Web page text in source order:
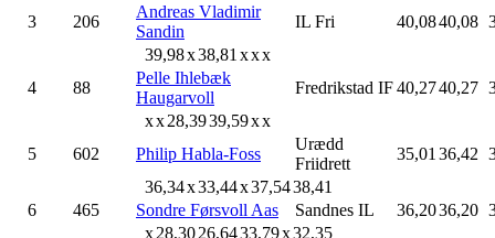
3
206
Andreas Vladimir
Sandin
IL Fri 40,0840,08
39,98x38,81 xxx
4
88
Pelle Ihlebæk
Haugarvoll
Fredrikstad IF40,2740,27
xx28,3939,59xx
5
602 Philip Habla-Foss
Urædd
Friidrett
35,01 36,42
36,34x33,44x37,5438,41
6
465 Sondre Førsvoll Aas Sandnes IL 36,2036,20
x28,3026,6433,79x32,35